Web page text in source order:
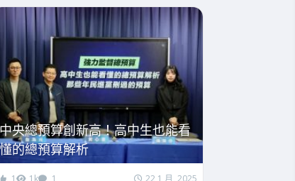
中央總預算創新高！高中生也能看
懂的總預算解析
1 1k 1 22 1 月, 2025